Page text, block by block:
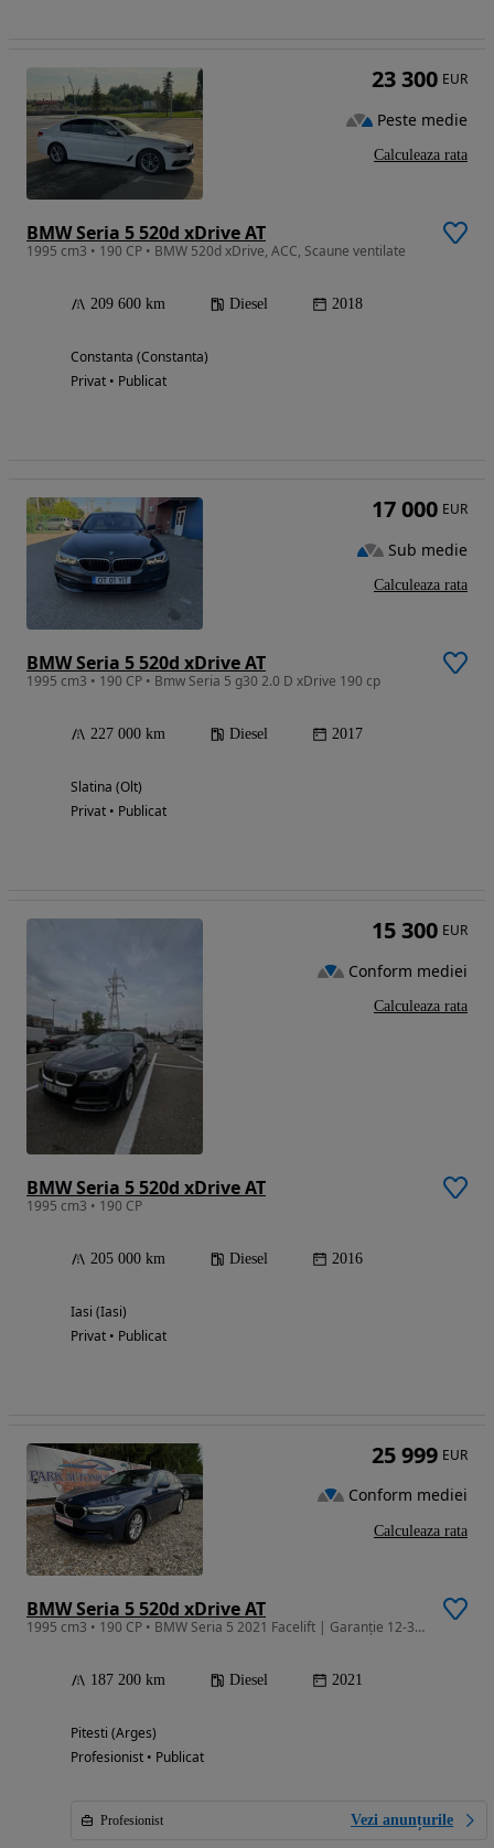
BMW Seria 5 520d xDrive AT
1995 cm3 • 190 CP • BMW 520d xDrive, ACC, Scaune ventilate
209 600 km Diesel 2018
Constanta (Constanta)
Privat • Publicat
23 300 EUR
Peste medie
Calculeaza rata
BMW Seria 5 520d xDrive AT
1995 cm3 • 190 CP • Bmw Seria 5 g30 2.0 D xDrive 190 cp
227 000 km Diesel 2017
Slatina (Olt)
Privat • Publicat
17 000 EUR
Sub medie
Calculeaza rata
BMW Seria 5 520d xDrive AT
1995 cm3 • 190 CP
205 000 km Diesel 2016
Iasi (Iasi)
Privat • Publicat
15 300 EUR
Conform mediei
Calculeaza rata
BMW Seria 5 520d xDrive AT
1995 cm3 • 190 CP • BMW Seria 5 2021 Facelift | Garanție 12-36 luni | TVA Deductibil
187 200 km Diesel 2021
Pitesti (Arges)
Profesionist • Publicat
Profesionist Vezi anunțurile
25 999 EUR
Conform mediei
Calculeaza rata